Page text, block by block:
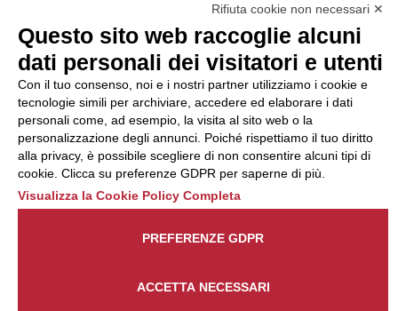
del Codice di Condotta, è
possibile presentare un
reclamo
all’Organismo di
Monitoraggio utilizzando
una delle modalità
descritte al seguente
indirizzo web
https://odm-
agenzielavoro.it/reclami/.
Rifiuta cookie non necessari ✕
Questo sito web raccoglie alcuni
dati personali dei visitatori e utenti
Con il tuo consenso, noi e i nostri partner utilizziamo i cookie e
tecnologie simili per archiviare, accedere ed elaborare i dati
personali come, ad esempio, la visita al sito web o la
personalizzazione degli annunci. Poiché rispettiamo il tuo diritto
alla privacy, è possibile scegliere di non consentire alcuni tipi di
cookie. Clicca su preferenze GDPR per saperne di più.
Visualizza la Cookie Policy Completa
ACCETTA NECESSARI
PREFERENZE GDPR